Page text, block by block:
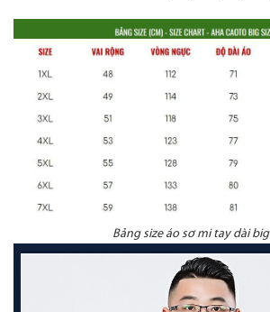
Bảng size áo sơ mi tay dài big